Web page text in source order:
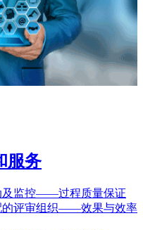
服务
及监控——过程质量保证
的评审组织——效果与效率